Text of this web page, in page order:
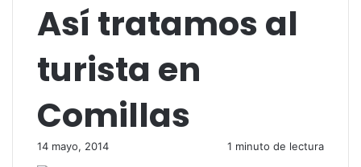
Así tratamos al
turista en
Comillas
14 mayo, 2014 1 minuto de lectura